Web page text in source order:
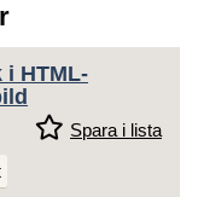
i HTML-
Spara i lista